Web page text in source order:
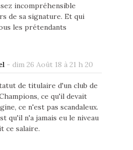
incompréhensible
de sa signature. Et qui
les prétendants
- dim 26 Août 18 à 21 h 20
de titulaire d'un club de
ce qu'il devait
ce n'est pas scandaleux.
qu'il n'a jamais eu le niveau
ce salaire.